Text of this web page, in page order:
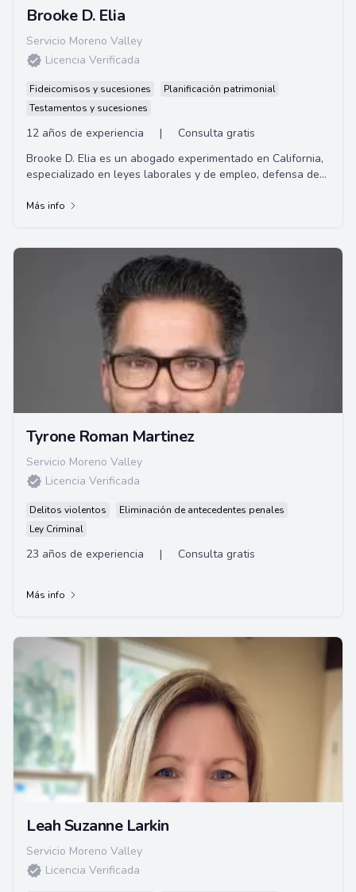
Brooke D. Elia
Servicio Moreno Valley
Licencia Verificada
Fideicomisos y sucesiones
Planificación patrimonial
Testamentos y sucesiones
12 años de experiencia |
Consulta gratis
Brooke D. Elia es un abogado experimentado en California,
especializado en leyes laborales y de empleo, defensa de
Más info
Tyrone Roman Martinez
Servicio Moreno Valley
Licencia Verificada
Delitos violentos
Eliminación de antecedentes penales
Ley Criminal
23 años de experiencia | Consulta gratis
Más info
Leah Suzanne Larkin
Servicio Moreno Valley
Licencia Verificada